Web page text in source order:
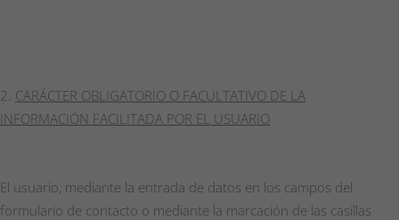
CARÁCTER OBLIGATORIO O FACULTATIVO DE LA
INFORMACIÓN FACILITADA POR EL USUARIO
El usuario, mediante la entrada de datos en los campos del
formulario de contacto o mediante la marcación de las casillas